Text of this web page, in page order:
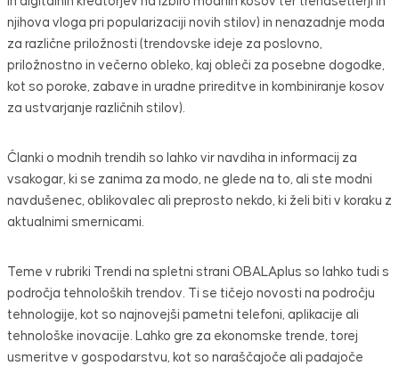
njihova vloga pri popularizaciji novih stilov) in nenazadnje moda
za različne priložnosti (trendovske ideje za poslovno,
priložnostno in večerno obleko, kaj obleči za posebne dogodke,
kot so poroke, zabave in uradne prireditve in kombiniranje kosov
za ustvarjanje različnih stilov).
Članki o modnih trendih so lahko vir navdiha in informacij za
vsakogar, ki se zanima za modo, ne glede na to, ali ste modni
navdušenec, oblikovalec ali preprosto nekdo, ki želi biti v koraku z
aktualnimi smernicami.
Teme v rubriki Trendi na spletni strani OBALAplus so lahko tudi s
področja tehnoloških trendov. Ti se tičejo novosti na področju
tehnologije, kot so najnovejši pametni telefoni, aplikacije ali
tehnološke inovacije. Lahko gre za ekonomske trende, torej
usmeritve v gospodarstvu, kot so naraščajoče ali padajoče